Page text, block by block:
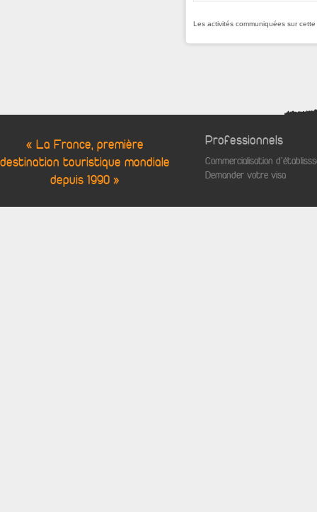
Les activités communiquées sur
« La France, première
destination touristique mondiale
depuis 1990 »
Professionnels
Commercialisation
Demander votre visa